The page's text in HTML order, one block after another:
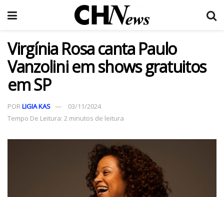
Virgínia Rosa canta Paulo
Vanzolini em shows gratuitos
em SP
PORLIGIA KAS
03/11/2024
Tempo De Leitura: 2 minutos de leitura